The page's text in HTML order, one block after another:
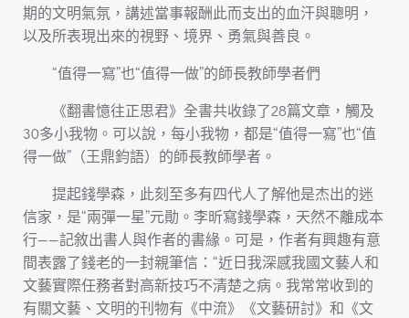
期的文明氣氛，講述當事報酬此而支出的血汗與聰明，
以及所表現出來的視野、境界、勇氣與善良。
“值得一寫”也“值得一做”的師長教師學者們
《翻書憶往正思君》全書共收錄了28篇文章，觸及
30多小我物。可以說，每小我物，都是“值得一寫”也“值
得一做”（王鼎鈞語）的師長教師學者。
提起錢學森，此刻至多有四代人了解他是杰出的迷
信家，是“兩彈一星”元勛。李昕寫錢學森，天然不離成本
行——記敘出書人與作者的書緣。可是，作者有興趣有意
間表露了錢老的一封親筆信：“近日我深感我國文藝人和
文藝實際任務者對高新技巧不清楚之病。我常常收到的
有關文藝、文明的刊物有《中流》《文藝研討》和《文